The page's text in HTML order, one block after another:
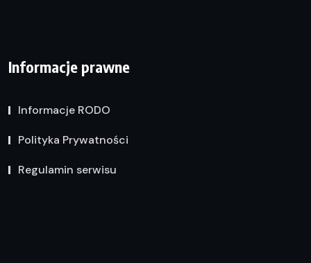
Informacje prawne
Informacje RODO
Polityka Prywatności
Regulamin serwisu